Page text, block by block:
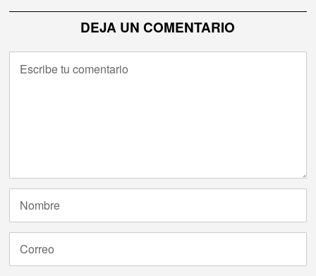
DEJA UN COMENTARIO